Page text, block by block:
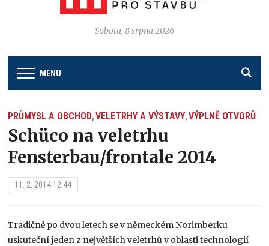
Sobota, 8 srpna 2026
MENU
PRŮMYSL A OBCHOD,VELETRHY A VÝSTAVY,VÝPLNĚ OTVORŮ
Schüco na veletrhu
Fensterbau/frontale 2014
11. 2. 2014 12:44
Tradičně po dvou letech se v německém Norimberku
uskuteční jeden z největších veletrhů v oblasti technologií